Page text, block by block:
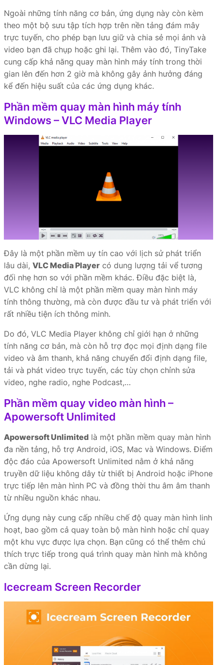
Ngoài những tính năng cơ bản, ứng dụng này còn kèm
theo một bộ sưu tập tích hợp trên nền tảng đám mây
trực tuyến, cho phép bạn lưu giữ và chia sẻ mọi ảnh và
video bạn đã chụp hoặc ghi lại. Thêm vào đó, TinyTake
cung cấp khả năng quay màn hình máy tính trong thời
gian lên đến hơn 2 giờ mà không gây ảnh hưởng đáng
kể đến hiệu suất của các ứng dụng khác.
Phần mềm quay màn hình máy tính
Windows – VLC Media Player
Đây là một phần mềm uy tín cao với lịch sử phát triển
lâu dài, VLC Media Player có dung lượng tải vể tương
đối nhẹ hơn so với phần mềm khác. Điều đặc biệt là,
VLC không chỉ là một phần mềm quay màn hình máy
tính thông thường, mà còn được đầu tư và phát triển với
rất nhiều tiện ích thông minh.
Do đó, VLC Media Player không chỉ giới hạn ở những
tính năng cơ bản, mà còn hỗ trợ đọc mọi định dạng file
video và âm thanh, khả năng chuyển đổi định dạng file,
tải và phát video trực tuyến, các tùy chọn chỉnh sửa
video, nghe radio, nghe Podcast,…
Phần mềm quay video màn hình –
Apowersoft Unlimited
Apowersoft Unlimited là một phần mềm quay màn hình
đa nền tảng, hỗ trợ Android, iOS, Mac và Windows. Điểm
độc đáo của Apowersoft Unlimited nằm ở khả năng
truyền dữ liệu không dây từ thiết bị Android hoặc iPhone
trực tiếp lên màn hình PC và đồng thời thu âm âm thanh
từ nhiều nguồn khác nhau.
Ứng dụng này cung cấp nhiều chế độ quay màn hình linh
hoạt, bao gồm cả quay toàn bộ màn hình hoặc chỉ quay
một khu vực được lựa chọn. Bạn cũng có thể thêm chú
thích trực tiếp trong quá trình quay màn hình mà không
cần dừng lại.
Icecream Screen Recorder